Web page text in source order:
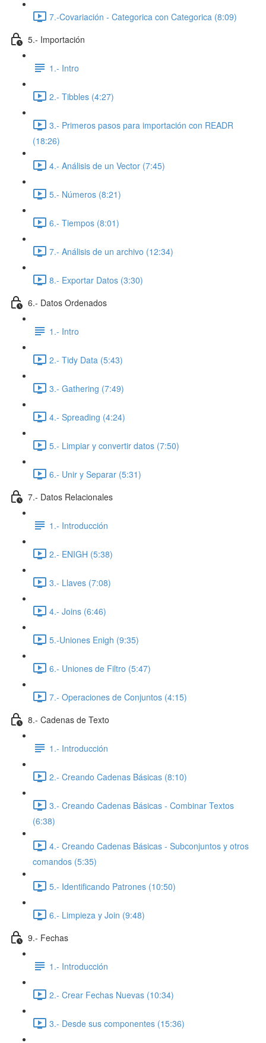
7.-Covariación - Categorica con Categorica (8:09)
5.- Importación
1.- Intro
2.- Tibbles (4:27)
3.- Primeros pasos para importación con READR
(18:26)
4.- Análisis de un Vector (7:45)
5.- Números (8:21)
6.- Tiempos (8:01)
7.- Análisis de un archivo (12:34)
8.- Exportar Datos (3:30)
6.- Datos Ordenados
1.- Intro
2.- Tidy Data (5:43)
3.- Gathering (7:49)
4.- Spreading (4:24)
5.- Limpiar y convertir datos (7:50)
6.- Unir y Separar (5:31)
7.- Datos Relacionales
1.- Introducción
2.- ENIGH (5:38)
3.- Llaves (7:08)
4.- Joins (6:46)
5.-Uniones Enigh (9:35)
6.- Uniones de Filtro (5:47)
7.- Operaciones de Conjuntos (4:15)
8.- Cadenas de Texto
1.- Introducción
2.- Creando Cadenas Básicas (8:10)
3.- Creando Cadenas Básicas - Combinar Textos
(6:38)
4.- Creando Cadenas Básicas - Subconjuntos y otros
comandos (5:35)
5.- Identificando Patrones (10:50)
6.- Limpieza y Join (9:48)
9.- Fechas
1.- Introducción
2.- Crear Fechas Nuevas (10:34)
3.- Desde sus componentes (15:36)